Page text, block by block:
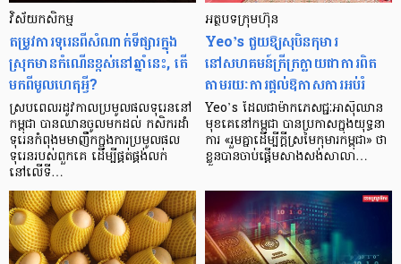
វិស័យកសិកម្ម
តម្រូវការទុរេនពីសំណាក់ទីផ្សារក្នុង
ស្រុកមានកំណើនខ្ពស់នៅឆ្នាំនេះ, តើ
មកពីមូលហេតុអ្វី?
ស្របពេលរដូវកាលប្រមូលផលទុរេននៅ
កម្ពុជា បានឈានចូលមកដល់ កសិករដាំ
ទុរេនកំពុងមមាញឹកក្នុងការប្រមូលផល
ទុរេនរបស់ពួកគេ ដើម្បីផ្គត់ផ្គង់លក់
នៅលើទី…
អត្ថបទក្រុមហ៊ុន
Yeo’s ជួយឱ្យសុបិនកុមារ
នៅសហគមន៍ក្រីក្រក្លាយជាការពិត
តាមរយៈការផ្ដល់ឱកាសការអប់រំ
Yeo’s ដែលជាម៉ាកភេសជ្ជៈអាស៊ីឈាន
មុខគេនៅកម្ពុជា បានប្រកាសក្នុងយុទ្ធនា
ការ «រួមគ្នាដើម្បីក្ដីស្រមៃកុមារកម្ពុជា» ថា
ខ្លួនបានចាប់ផ្ដើមសាងសង់សាលា…